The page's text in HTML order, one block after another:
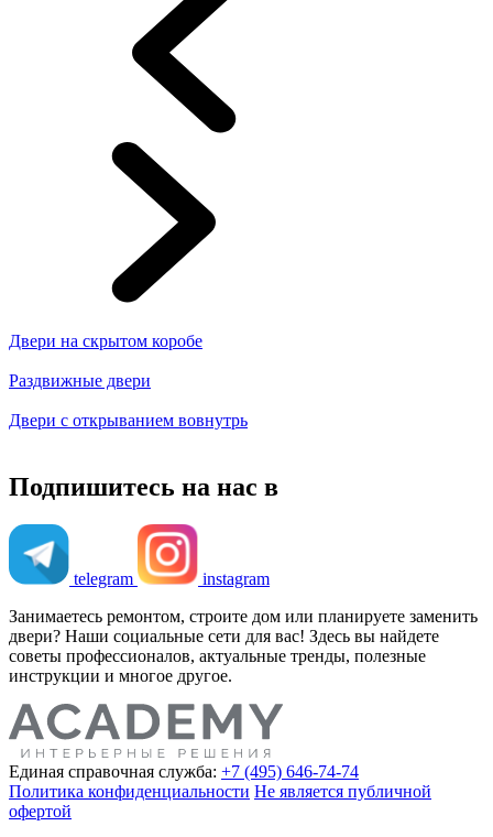
Двери на скрытом коробе
Раздвижные двери
Двери с открыванием вовнутрь
Подпишитесь на нас в
telegram
instagram
Занимаетесь ремонтом, строите дом или планируете заменить
двери? Наши социальные сети для вас! Здесь вы найдете
советы профессионалов, актуальные тренды, полезные
инструкции и многое другое.
Единая справочная служба: +7 (495) 646-74-74
Политика конфиденциальности Не является публичной
офертой